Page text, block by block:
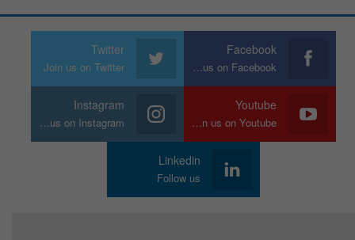
Facebook
Join us on Facebook
Twitter
Join us on Twitter
Youtube
Join us on Youtube
Instagram
Join us on Instagram
Linkedin
Follow us